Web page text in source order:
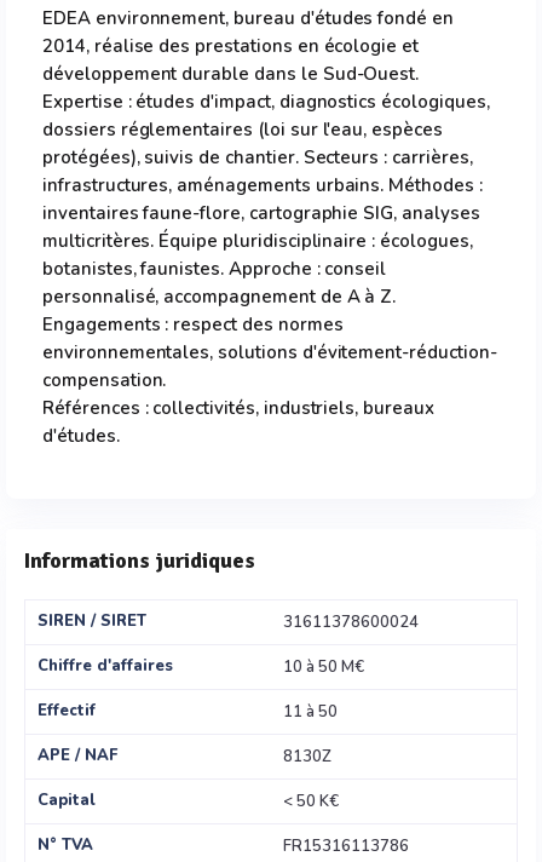
EDEA environnement, bureau d'études fondé en
2014, réalise des prestations en écologie et
développement durable dans le Sud-Ouest.
Expertise : études d'impact, diagnostics écologiques,
dossiers réglementaires (loi sur l'eau, espèces
protégées), suivis de chantier. Secteurs : carrières,
infrastructures, aménagements urbains. Méthodes :
inventaires faune-flore, cartographie SIG, analyses
multicritères. Équipe pluridisciplinaire : écologues,
botanistes, faunistes. Approche : conseil
personnalisé, accompagnement de A à Z.
Engagements : respect des normes
environnementales, solutions d'évitement-réduction-
compensation.
Références : collectivités, industriels, bureaux
d'études.
Informations juridiques
SIREN / SIRET
31611378600024
Chiffre d'affaires
10 à 50 M€
Effectif
11 à 50
APE / NAF
8130Z
Capital
< 50 K€
N° TVA
FR15316113786